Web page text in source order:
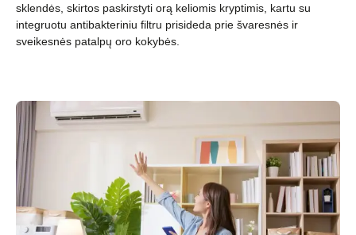
sklendės, skirtos paskirstyti orą keliomis kryptimis, kartu su
integruotu antibakteriniu filtru prisideda prie švaresnės ir
sveikesnės patalpų oro kokybės.